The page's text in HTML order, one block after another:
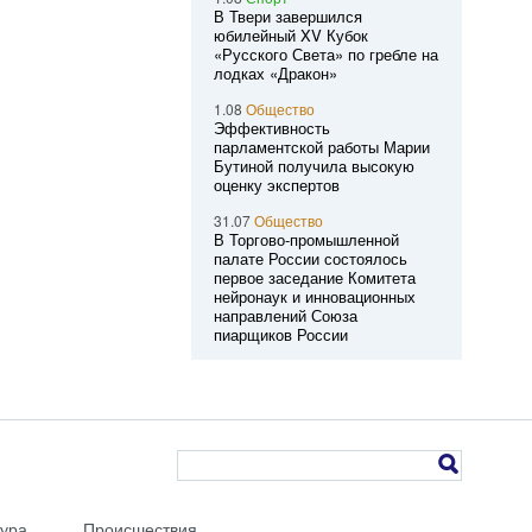
В Твери завершился
юбилейный XV Кубок
«Русского Света» по гребле на
лодках «Дракон»
1.08 Общество
Эффективность
парламентской работы Марии
Бутиной получила высокую
оценку экспертов
31.07Общество
В Торгово-промышленной
палате России состоялось
первое заседание Комитета
нейронаук и инновационных
направлений Союза
пиарщиков России